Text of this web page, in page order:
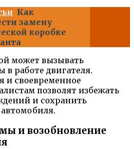
Как
замену
коробке
может вызывать
в работе двигателя.
и своевременное
позволят избежать
и сохранить
и возобновление